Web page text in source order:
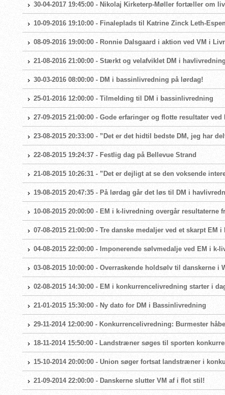
30-04-2017 19:45:00 - Nikolaj Kirketerp-Møller fortæller om
10-09-2016 19:10:00 - Finaleplads til Katrine Zinck Leth-
08-09-2016 19:00:00 - Ronnie Dalsgaard i aktion ved VM i
21-08-2016 21:00:00 - Stærkt og velafviklet DM i havlivredning
30-03-2016 08:00:00 - DM i bassinlivredning på lørdag!
25-01-2016 12:00:00 - Tilmelding til DM i bassinlivredning
27-09-2015 21:00:00 - Gode erfaringer og flotte resultater
23-08-2015 20:33:00 - ”Det er det hidtil bedste DM, jeg har
22-08-2015 19:24:37 - Festlig dag på Bellevue Strand
21-08-2015 10:26:31 - ”Det er dejligt at se den voksende
19-08-2015 20:47:35 - På lørdag går det løs til DM i
10-08-2015 20:00:00 - EM i k-livredning overgår resultaterne
07-08-2015 21:00:00 - Tre danske medaljer ved et skarpt EM
04-08-2015 22:00:00 - Imponerende sølvmedalje ved EM i k-
03-08-2015 10:00:00 - Overraskende holdsølv til danskerne i
02-08-2015 14:30:00 - EM i konkurrencelivredning starter i
21-01-2015 15:30:00 - Ny dato for DM i Bassinlivredning
29-11-2014 12:00:00 - Konkurrencelivredning: Burmester
18-11-2014 15:50:00 - Landstræner søges til sporten
15-10-2014 20:00:00 - Union søger fortsat landstræner i
21-09-2014 22:00:00 - Danskerne slutter VM af i flot stil!